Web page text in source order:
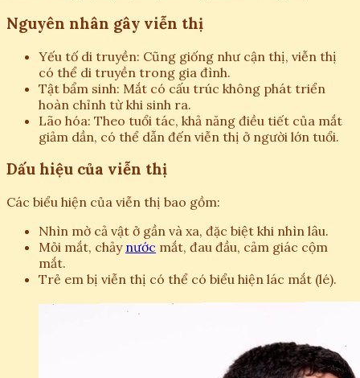
Nguyên nhân gây viễn thị
Yếu tố di truyền: Cũng giống như cận thị, viễn thị
có thể di truyền trong gia đình.
Tật bẩm sinh: Mắt có cấu trúc không phát triển
hoàn chỉnh từ khi sinh ra.
Lão hóa: Theo tuổi tác, khả năng điều tiết của mắt
giảm dần, có thể dẫn đến viễn thị ở người lớn tuổi.
Dấu hiệu của viễn thị
Các biểu hiện của viễn thị bao gồm:
Nhìn mờ cả vật ở gần và xa, đặc biệt khi nhìn lâu.
Mỏi mắt, chảy nước mắt, đau đầu, cảm giác cộm
mắt.
Trẻ em bị viễn thị có thể có biểu hiện lác mắt (lé).